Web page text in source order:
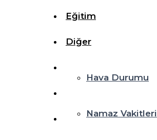
Eğitim
Diğer
Hava Durumu
Namaz Vakitleri